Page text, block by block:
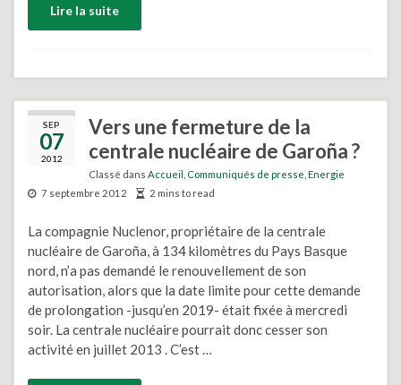
Lire la suite
SEP
07
2012
Vers une fermeture de la
centrale nucléaire de Garoña ?
Classé dans Accueil Communiqués de presse Energie
7 septembre 2012
2 mins to read
La compagnie Nuclenor, propriétaire de la centrale
nucléaire de Garoña, à 134 kilomètres du Pays Basque
nord, n’a pas demandé le renouvellement de son
autorisation, alors que la date limite pour cette demande
de prolongation -jusqu’en 2019- était fixée à mercredi
soir. La centrale nucléaire pourrait donc cesser son
activité en juillet 2013 . C’est …